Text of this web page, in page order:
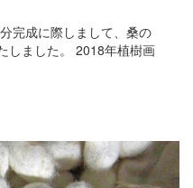
完成に際しまして、桑の
しました。 2018年植樹画